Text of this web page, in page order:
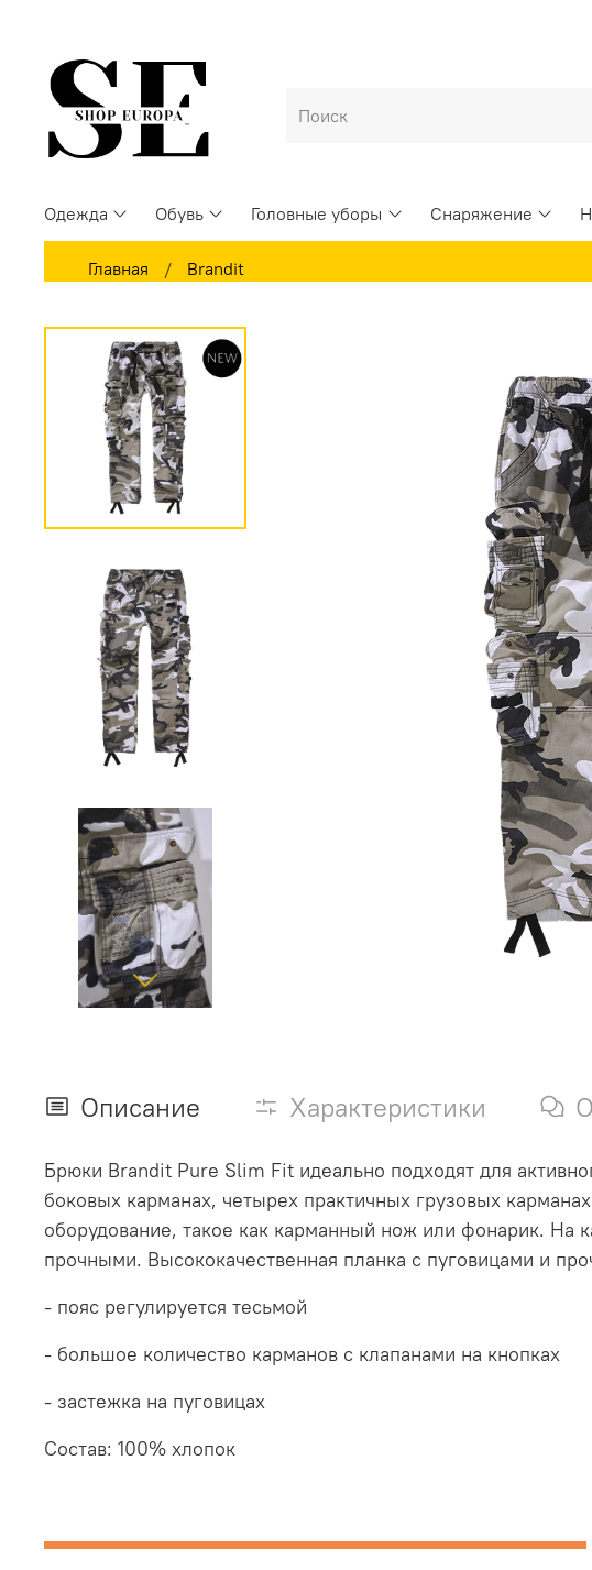
Одежда Обувь Головные уборы Снаряжение
Главная Brandit
Описание Характеристики
Брюки Brandit Pure Slim Fit идеально подходят для
боковых карманах, четырех практичных грузовых
оборудование, такое как карманный нож или фонарик.
прочными. Высококачественная планка с пуговицами и
- пояс регулируется тесьмой
- большое количество карманов с клапанами на кнопках
- застежка на пуговицах
Состав: 100% хлопок